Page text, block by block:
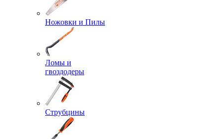
Ножовки и Пилы
Ломы и
гвоздодеры
Струбцины